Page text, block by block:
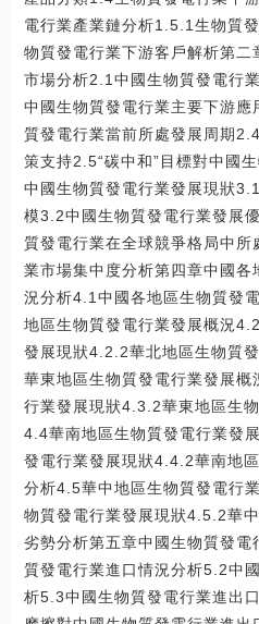
電行業產業鏈分析1.5.1生物質
物質發電行業下游客戶解析第
市場分析2.1中國生物質發電行
中國生物質發電行業主要下游
質發電行業當前所處發展周期
策支持2.5“碳中和”目標對中國
中國生物質發電行業發展現狀
模3.2中國生物質發電行業發展
質發電行業在全球競爭格局中
業市場集中度分析第四章中國
況分析4.1中國各地區生物質發
地區生物質發電行業發展概況
發展現狀4.2.2華北地區生物質
華東地區生物質發電行業發展
行業發展現狀4.3.2華東地區生
4.4華南地區生物質發電行業發
發電行業發展現狀4.4.2華南地
分析4.5華中地區生物質發電行
物質發電行業發展現狀4.5.2華
劣勢分析第五章中國生物質發
質發電行業進口情況分析5.2中
析5.3中國生物質發電行業進出